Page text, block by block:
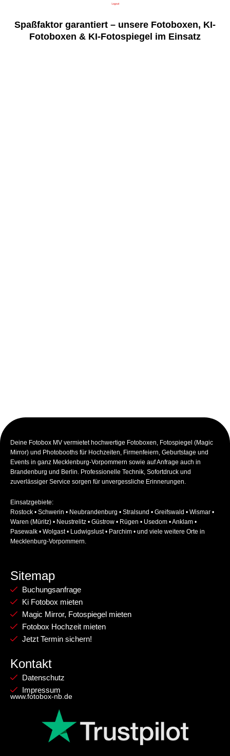
Spaßfaktor garantiert – unsere Fotoboxen, KI-
Fotoboxen & KI-Fotospiegel im Einsatz
Deine Fotobox MV vermietet hochwertige Fotoboxen, Fotospiegel (Magic
Mirror) und Photobooths für Hochzeiten, Firmenfeiern, Geburtstage und
Events in ganz Mecklenburg-Vorpommern sowie auf Anfrage auch in
Brandenburg und Berlin. Professionelle Technik, Sofortdruck und
zuverlässiger Service sorgen für unvergessliche Erinnerungen.
Einsatzgebiete:
Rostock • Schwerin • Neubrandenburg • Stralsund • Greifswald • Wismar •
Waren (Müritz) • Neustrelitz • Güstrow • Rügen • Usedom • Anklam •
Pasewalk • Wolgast • Ludwigslust • Parchim • und viele weitere Orte in
Mecklenburg-Vorpommern.
Sitemap
Buchungsanfrage
Ki Fotobox mieten
Magic Mirror, Fotospiegel mieten
Fotobox Hochzeit mieten
Jetzt Termin sichern!
Kontakt
Datenschutz
Impressum
www.fotobox-nb.de